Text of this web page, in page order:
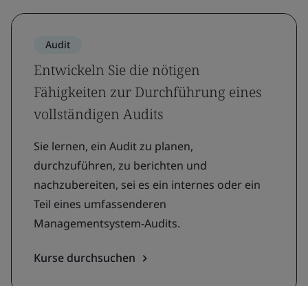
Audit
Entwickeln Sie die nötigen
Fähigkeiten zur Durchführung eines
vollständigen Audits
Sie lernen, ein Audit zu planen,
durchzuführen, zu berichten und
nachzubereiten, sei es ein internes oder ein
Teil eines umfassenderen
Managementsystem-Audits.
Kurse durchsuchen